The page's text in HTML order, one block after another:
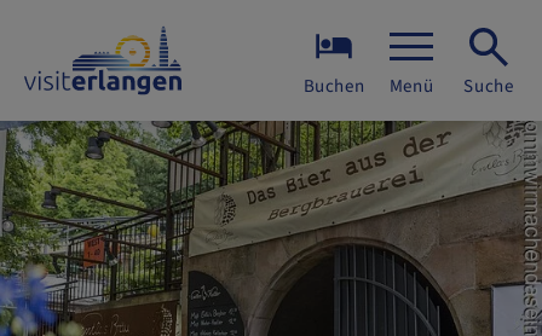
Buchen Menü Suche